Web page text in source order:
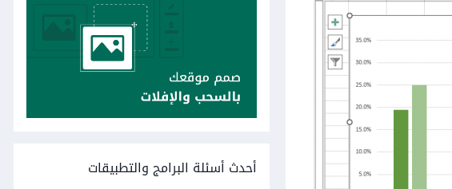
أحدث أسئلة البرامج والتطبيقات